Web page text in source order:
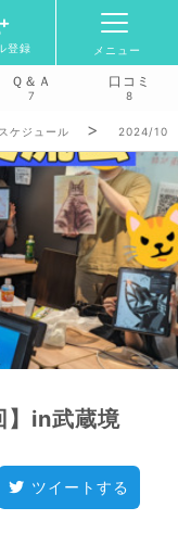
登録 メニュー
Ｑ＆Ａ
7
口コミ
8
ケジュール 2024/10/
】in武蔵境
ツイートする